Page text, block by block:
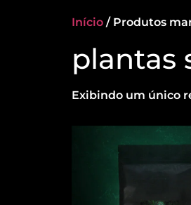
Início / Produtos
plantas
Exibindo um único